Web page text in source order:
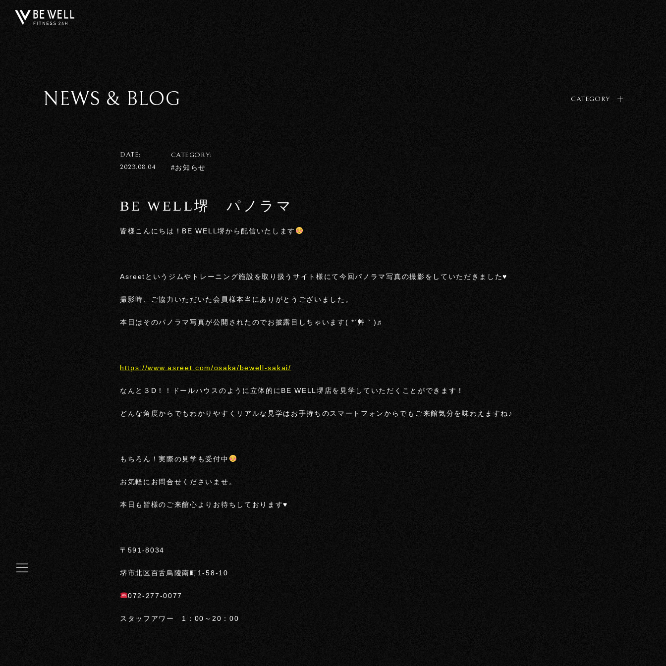
NEWS & BLOG CATEGORY
DATE:
2023.08.04
CATEGORY:
#お知らせ
BE WELL堺 パノラマ
皆様こんにちは！BE WELL堺から配信いたします
Asreetというジムやトレーニング施設を取り扱うサイト様にて今回パノラマ写真の撮影をしていただきました♥
撮影時、ご協力いただいた会員様本当にありがとうございました。
本日はそのパノラマ写真が公開されたのでお披露目しちゃいます( *´艸｀)♬
https://www.asreet.com/osaka/bewell-sakai/
なんと３D！！ドールハウスのように立体的にBE WELL堺店を見学していただくことができます！
どんな角度からでもわかりやすくリアルな見学はお手持ちのスマートフォンからでもご来館気分を味わえますね♪
もちろん！実際の見学も受付中
お気軽にお問合せくださいませ。
本日も皆様のご来館心よりお待ちしております♥
〒591-8034
堺市北区百舌鳥陵南町1-58-10
072-277-0077
スタッフアワー 1：00～20：00